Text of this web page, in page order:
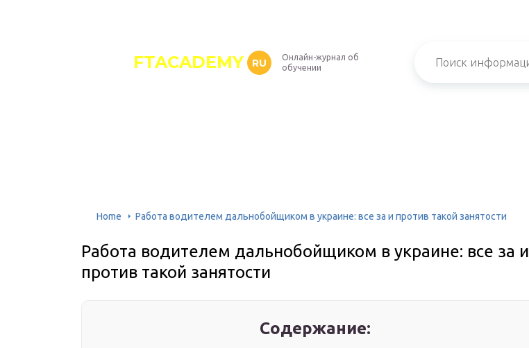
FTACADEMY RU
Онлайн-журнал об
обучении
Home Работа водителем дальнобойщиком в украине: все за и против такой занятости
Работа водителем дальнобойщиком в украине: все за и
против такой занятости
Содержание: